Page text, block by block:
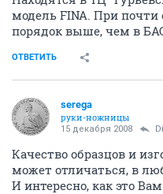
модель FINA. При почти
порядок выше, чем в
ОТВЕТИТЬ
serega
руки-ножницы
15 декабря 2008
Качество образцов и
может отличаться, в
И интересно, как это